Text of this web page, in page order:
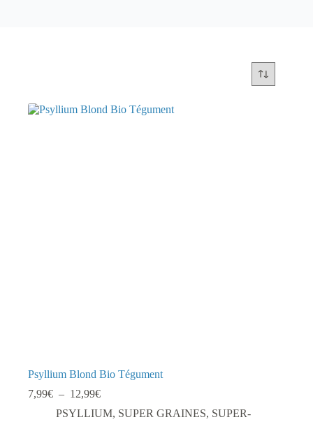
Psyllium Blond Bio Tégument
7,99€ – 12,99€Plage
prix :
PSYLLIUM, SUPER GRAINES, SUPER-